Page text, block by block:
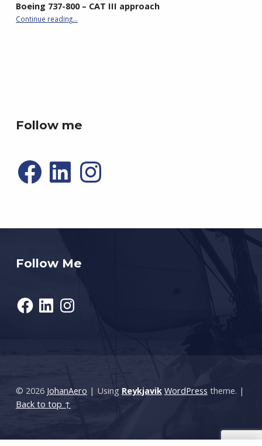
Boeing 737-800 – CAT III approach
Continue reading“Boeing 737-800 – CAT III approach”
…
Follow me
Facebook
Follow Me
FacebookLinkedInInstagram
© 2026 JohanAero | Using Reykjavik WordPress theme. |
Back to top ↑